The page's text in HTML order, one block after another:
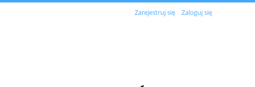
Zarejestruj się Zaloguj się